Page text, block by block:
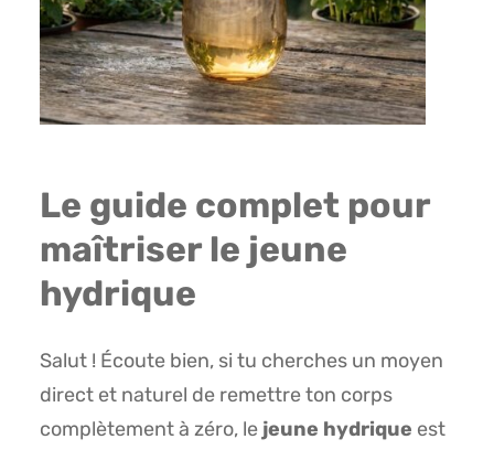
Le guide complet pour
maîtriser le jeune
hydrique
Salut ! Écoute bien, si tu cherches un moyen
direct et naturel de remettre ton corps
complètement à zéro, le jeune hydrique est